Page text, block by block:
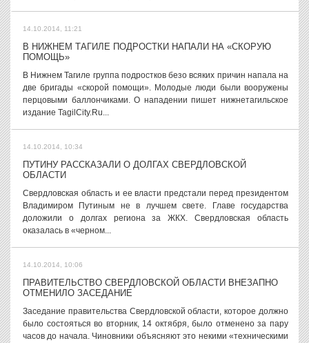
14.10.2014, 11:21
В НИЖНЕМ ТАГИЛЕ ПОДРОСТКИ НАПАЛИ НА «СКОРУЮ
ПОМОЩЬ»
В Нижнем Тагиле группа подростков безо всяких причин напала на
две бригады «скорой помощи». Молодые люди были вооружены
перцовыми баллончиками. О нападении пишет нижнетагильское
издание TagilCity.Ru...
14.10.2014, 10:34
ПУТИНУ РАССКАЗАЛИ О ДОЛГАХ СВЕРДЛОВСКОЙ
ОБЛАСТИ
Свердловская область и ее власти предстали перед президентом
Владимиром Путиным не в лучшем свете. Главе государства
доложили о долгах региона за ЖКХ. Свердловская область
оказалась в «черном...
14.10.2014, 10:06
ПРАВИТЕЛЬСТВО СВЕРДЛОВСКОЙ ОБЛАСТИ ВНЕЗАПНО
ОТМЕНИЛО ЗАСЕДАНИЕ
Заседание правительства Свердловской области, которое должно
было состояться во вторник, 14 октября, было отменено за пару
часов до начала. Чиновники объясняют это некими «техническими